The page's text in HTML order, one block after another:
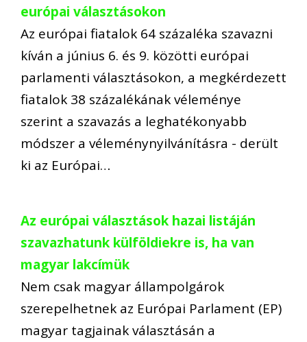
európai választásokon
Az európai fiatalok 64 százaléka szavazni
kíván a június 6. és 9. közötti európai
parlamenti választásokon, a megkérdezett
fiatalok 38 százalékának véleménye
szerint a szavazás a leghatékonyabb
módszer a véleménynyilvánításra - derült
ki az Európai…
Az európai választások hazai listáján
szavazhatunk külföldiekre is, ha van
magyar lakcímük
Nem csak magyar állampolgárok
szerepelhetnek az Európai Parlament (EP)
magyar tagjainak választásán a